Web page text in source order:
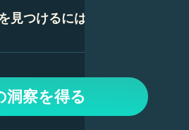
各要素の詳細な解釈を見つける
宮は、あなたが生まれたときに
星座です。あなたの出生図で
の人生に対する態度と、あなた
見つけるにはどうすれば
図」タブに移動して、チャートと
のオプションを使用して、惑星、
、チャートのさまざまな側面を調
洞察を得る